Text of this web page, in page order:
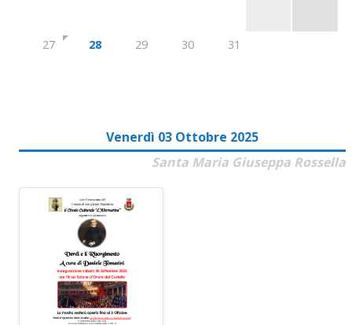
27 28 29 30 31
Venerdì 03 Ottobre 2025
Santa Maria Giuseppa Rossella